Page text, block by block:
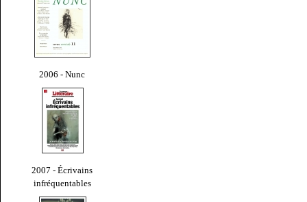
2006 - Nunc
2007 - Écrivains
infréquentables